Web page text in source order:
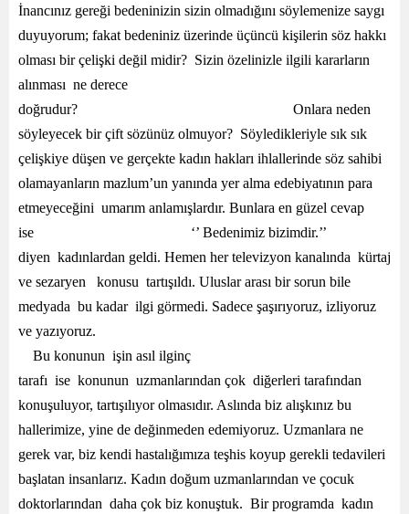
İnancınız gereği bedeninizin sizin olmadığını söylemenize saygı
duyuyorum; fakat bedeniniz üzerinde üçüncü kişilerin söz hakkı
olması bir çelişki değil midir? Sizin özelinizle ilgili kararların
alınması ne derece
doğrudur? Onlara neden
söyleyecek bir çift sözünüz olmuyor? Söyledikleriyle sık sık
çelişkiye düşen ve gerçekte kadın hakları ihlallerinde söz sahibi
olamayanların mazlum’un yanında yer alma edebiyatının para
etmeyeceğini umarım anlamışlardır. Bunlara en güzel cevap
ise ‘’ Bedenimiz bizimdir.’’
diyen kadınlardan geldi. Hemen her televizyon kanalında kürtaj
ve sezaryen konusu tartışıldı. Uluslar arası bir sorun bile
medyada bu kadar ilgi görmedi. Sadece şaşırıyoruz, izliyoruz
ve yazıyoruz.
Bu konunun işin asıl ilginç
tarafı ise konunun uzmanlarından çok diğerleri tarafından
konuşuluyor, tartışılıyor olmasıdır. Aslında biz alışkınız bu
hallerimize, yine de değinmeden edemiyoruz. Uzmanlara ne
gerek var, biz kendi hastalığımıza teşhis koyup gerekli tedavileri
başlatan insanlarız. Kadın doğum uzmanlarından ve çocuk
doktorlarından daha çok biz konuştuk. Bir programda kadın